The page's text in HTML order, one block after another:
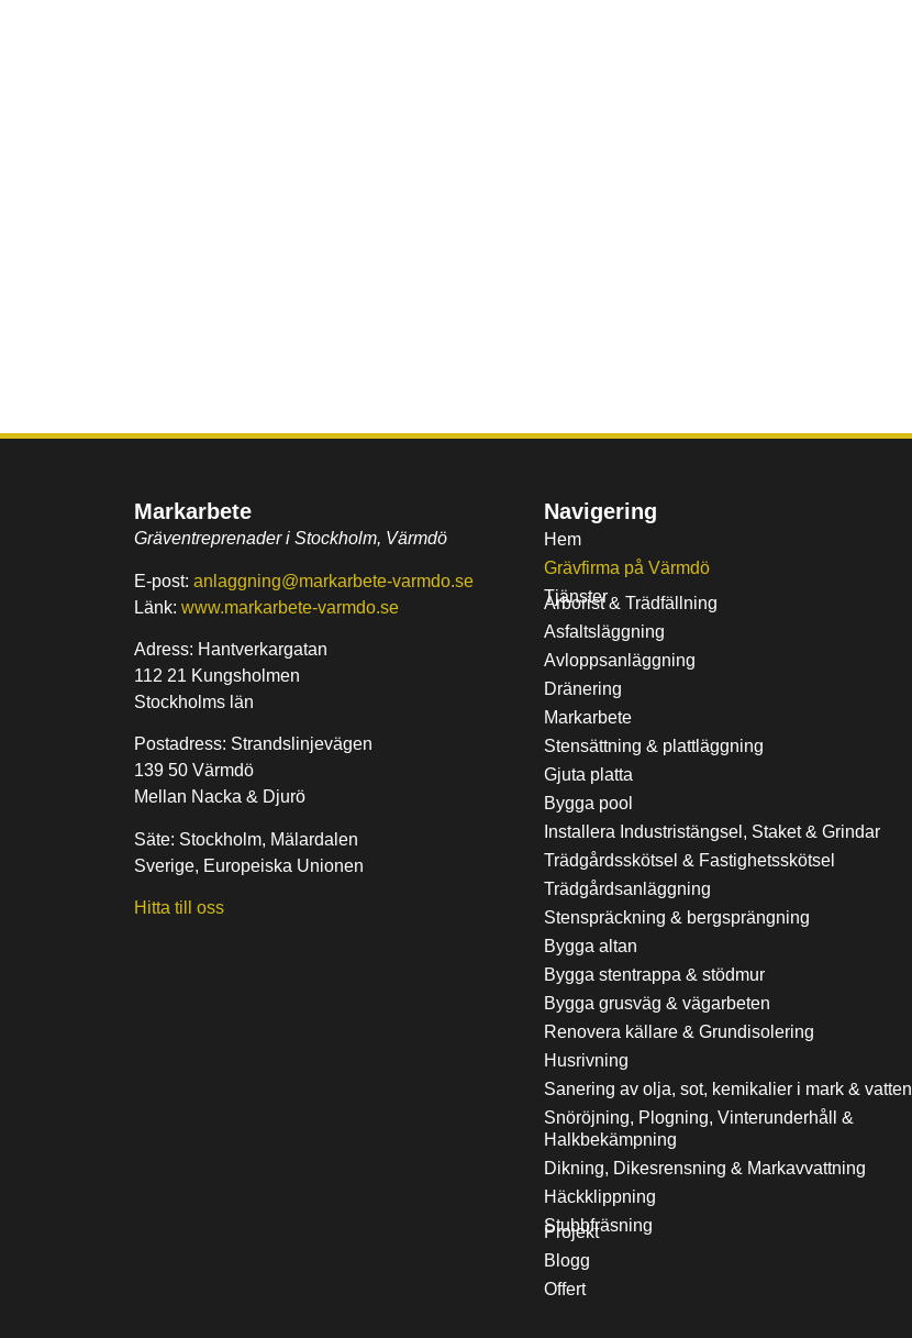
Markarbete
Gräventreprenader i Stockholm, Värmdö
E-post: anlaggning@markarbete-varmdo.se
Länk: www.markarbete-varmdo.se
Adress: Hantverkargatan
112 21 Kungsholmen
Stockholms län
Postadress: Strandslinjevägen
139 50 Värmdö
Mellan Nacka & Djurö
Säte: Stockholm, Mälardalen
Sverige, Europeiska Unionen
Hitta till oss
Navigering
Hem
Grävfirma på Värmdö
Tjänster
Arborist & Trädfällning
Asfaltsläggning
Avloppsanläggning
Dränering
Markarbete
Stensättning & plattläggning
Gjuta platta
Bygga pool
Installera Industristängsel, Staket & Grindar
Trädgårdsskötsel & Fastighetsskötsel
Trädgårdsanläggning
Stenspräckning & bergsprängning
Bygga altan
Bygga stentrappa & stödmur
Bygga grusväg & vägarbeten
Renovera källare & Grundisolering
Husrivning
Sanering av olja, sot, kemikalier i mark & vatten
Snöröjning, Plogning, Vinterunderhåll &
Halkbekämpning
Dikning, Dikesrensning & Markavvattning
Häckklippning
Stubbfräsning
Projekt
Blogg
Offert